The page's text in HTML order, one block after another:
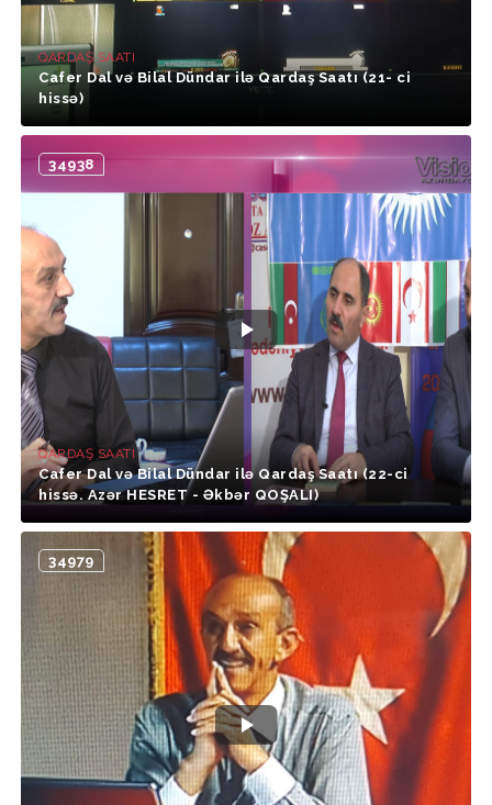
QARDAŞ SAATI
Cafer Dal və Bilal Dündar ilə Qardaş Saatı (21- ci
hissə)
34938
QARDAŞ SAATI
Cafer Dal və Bilal Dündar ilə Qardaş Saatı (22-ci
hissə. Azər HESRET - Əkbər QOŞALI)
34979